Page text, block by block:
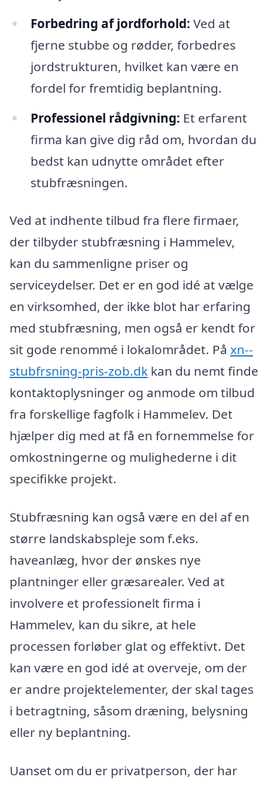
Forbedring af jordforhold: Ved at
fjerne stubbe og rødder, forbedres
jordstrukturen, hvilket kan være en
fordel for fremtidig beplantning.
Professionel rådgivning: Et erfarent
firma kan give dig råd om, hvordan du
bedst kan udnytte området efter
stubfræsningen.
Ved at indhente tilbud fra flere firmaer,
der tilbyder stubfræsning i Hammelev,
kan du sammenligne priser og
serviceydelser. Det er en god idé at vælge
en virksomhed, der ikke blot har erfaring
med stubfræsning, men også er kendt for
sit gode renommé i lokalområdet. På xn--
stubfrsning-pris-zob.dk kan du nemt finde
kontaktoplysninger og anmode om tilbud
fra forskellige fagfolk i Hammelev. Det
hjælper dig med at få en fornemmelse for
omkostningerne og mulighederne i dit
specifikke projekt.
Stubfræsning kan også være en del af en
større landskabspleje som f.eks.
haveanlæg, hvor der ønskes nye
plantninger eller græsarealer. Ved at
involvere et professionelt firma i
Hammelev, kan du sikre, at hele
processen forløber glat og effektivt. Det
kan være en god idé at overveje, om der
er andre projektelementer, der skal tages
i betragtning, såsom dræning, belysning
eller ny beplantning.
Uanset om du er privatperson, der har